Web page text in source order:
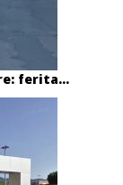
ferita...